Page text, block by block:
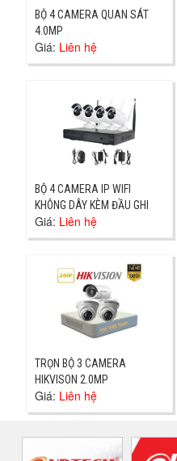
BỘ 4 CAMERA QUAN SÁT
4.0MP
Giá: Liên hệ
BỘ 4 CAMERA IP WIFI
KHÔNG DÂY KÈM ĐẦU GHI
Giá: Liên hệ
TRỌN BỘ 3 CAMERA
HIKVISON 2.0MP
Giá: Liên hệ